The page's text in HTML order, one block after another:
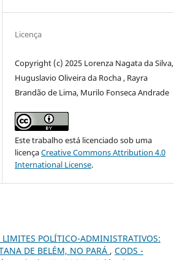
Licença
Copyright (c) 2025 Lorenza Nagata da Silva,
Huguslavio Oliveira da Rocha , Rayra
Brandão de Lima, Murilo Fonseca Andrade
Este trabalho está licenciado sob uma
licençaCreative Commons Attribution 4.0
International License.
LIMITES POLÍTICO-ADMINISTRATIVOS:
DE BELÉM, NO PARÁ , CODS -